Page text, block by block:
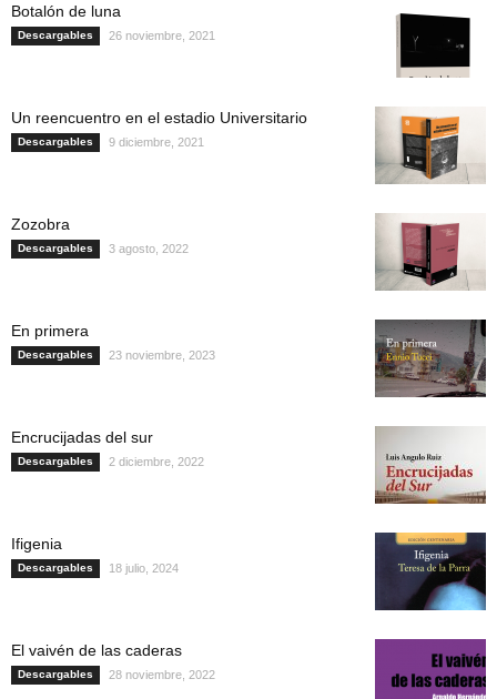
Botalón de luna
Descargables 26 noviembre, 2021
Un reencuentro en el estadio Universitario
Descargables 9 diciembre, 2021
Zozobra
Descargables 3 agosto, 2022
En primera
Descargables 23 noviembre, 2023
Encrucijadas del sur
Descargables 2 diciembre, 2022
Ifigenia
Descargables 18 julio, 2024
El vaivén de las caderas
Descargables 28 noviembre, 2022